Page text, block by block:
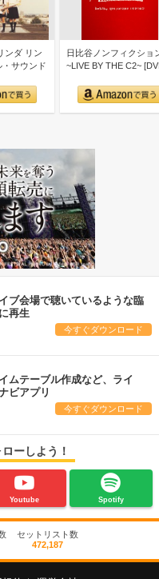
ンダ リン
・サウンド
日比谷ノンフィクショ
~LIVE BY THE C2~
ブ会場で聴いているような臨
再生
今すぐダウンロード
ムテーブル作成など、ライ
ビアプリ
今すぐダウンロード
ーしよう！
Youtube Spotify
セットリスト数
472,187